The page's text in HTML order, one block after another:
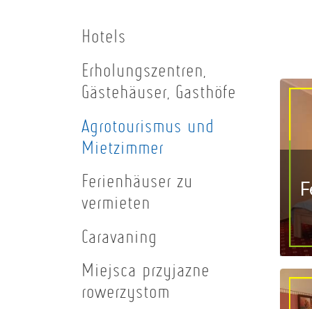
Hotels
Erholungszentren,
Gästehäuser, Gasthöfe
Agrotourismus und
Mietzimmer
Ferienhäuser zu
vermieten
Caravaning
Miejsca przyjazne
rowerzystom